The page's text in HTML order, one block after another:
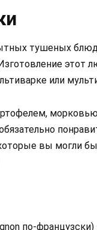
тушеных
этот
или
вы могли
по-французски)